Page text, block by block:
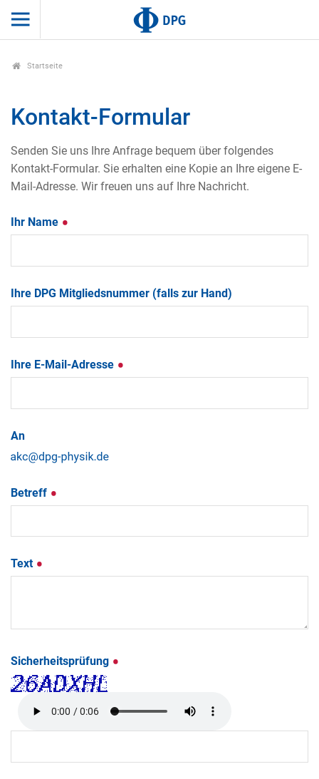
Startseite
Kontakt-Formular
Senden Sie uns Ihre Anfrage bequem über folgendes
Kontakt-Formular. Sie erhalten eine Kopie an Ihre eigene E-
Mail-Adresse. Wir freuen uns auf Ihre Nachricht.
Ihr Name
Ihre DPG Mitgliedsnummer (falls zur Hand)
Ihre E-Mail-Adresse
An
Betreff
Text
Sicherheitsprüfung